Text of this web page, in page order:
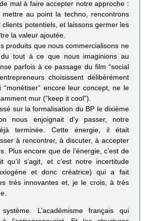
mal à faire accepter notre approche :
mettre au point la techno, rencontrons
potentiels, et laissons germer les
la valeur ajoutée.
produits que nous commercialisons ne
du tout à ce que nous imaginions au
parfois à ce passage du film “social
choisissent délibérément
encore leur concept, ne le
mur (“keep it cool”).
sur la formalisation du BP le dixième
nous enjoignait d’y passer, notre
terminée. Cette énergie, il était
à rencontrer, à discuter, à accepter
Plus encore que de l’énergie, c’est de
qu’il s’agit, et c’est notre incertitude
et donc créatrice) qui a fait
très innovantes et, je le crois, à très
L’académisme français qui